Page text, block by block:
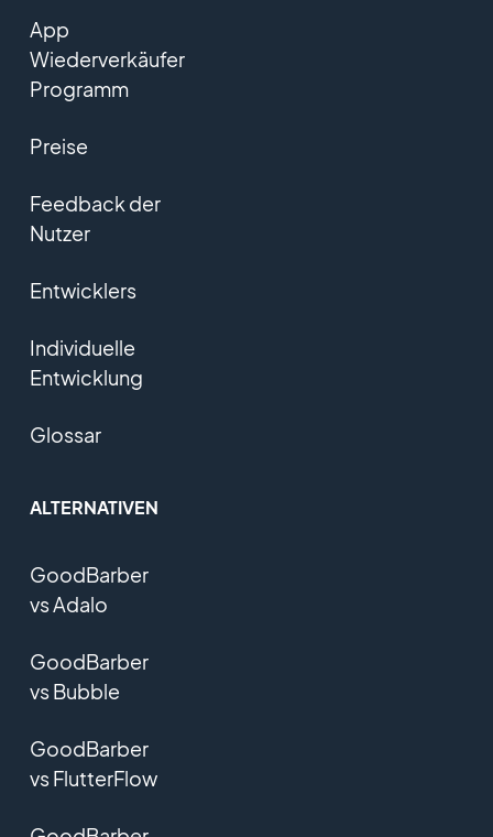
App
Wiederverkäufer
Programm
Preise
Feedback der
Nutzer
Entwicklers
Individuelle
Entwicklung
Glossar
ALTERNATIVEN
GoodBarber
vs Adalo
GoodBarber
vs Bubble
GoodBarber
vs FlutterFlow